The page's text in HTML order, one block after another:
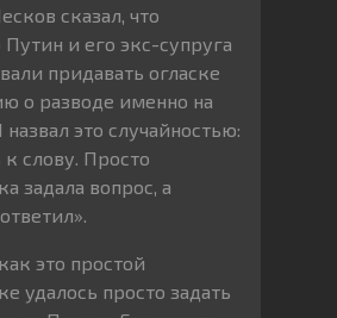
сказал, что
и его экс-супруга
придавать огласке
о разводе именно на
это случайностью:
слову. Просто
задала вопрос, а
это простой
удалось просто задать